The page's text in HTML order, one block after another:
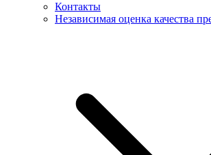
Контакты
Независимая оценка качества